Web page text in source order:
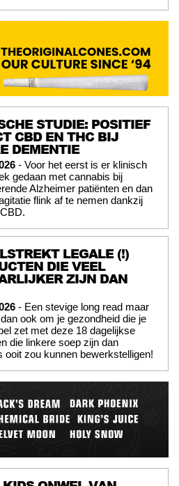
STUDIE: POSITIEF
CBD EN THC BIJ
DEMENTIE
- Voor het eerst is er klinisch
gedaan met cannabis bij
Alzheimer patiënten en dan
flink af te nemen dankzij
LEGALE (!)
DIE VEEL
ZIJN DAN
- Een stevige long read maar
ook om je gezondheid die je
zet met deze 18 dagelijkse
die linkere soep zijn dan
ooit zou kunnen bewerkstelligen!